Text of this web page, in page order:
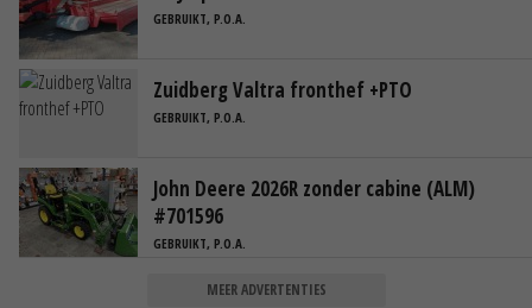
GEBRUIKT, P.O.A.
Zuidberg Valtra fronthef +PTO
GEBRUIKT, P.O.A.
John Deere 2026R zonder cabine (ALM)
#701596
GEBRUIKT, P.O.A.
MEER ADVERTENTIES